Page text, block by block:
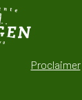
Proclaimer